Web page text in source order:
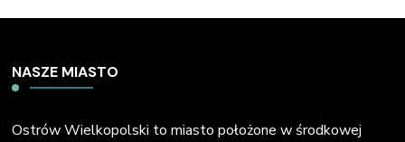
NASZE MIASTO
Ostrów Wielkopolski to miasto położone w środkowej